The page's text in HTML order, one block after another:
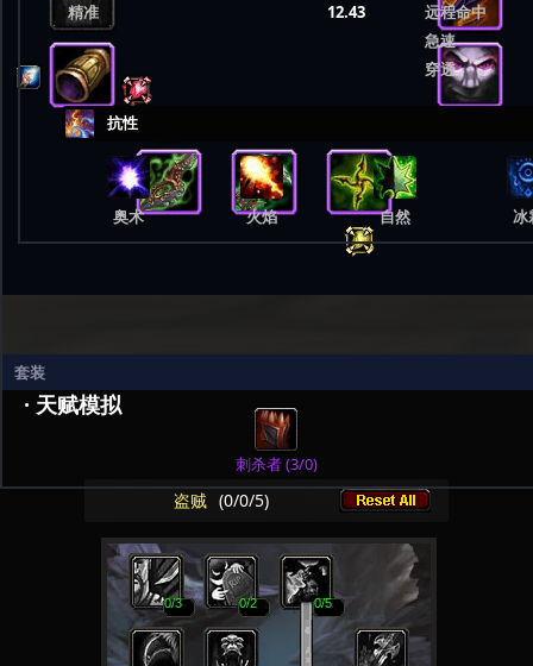
套装
刺杀者 (3/0)
精准
12.43
远程命中
急速
穿透
抗性
奥术 火焰 自然 冰
· 天赋模拟
盗贼 (0/0/5)
0/3 0/2 0/5